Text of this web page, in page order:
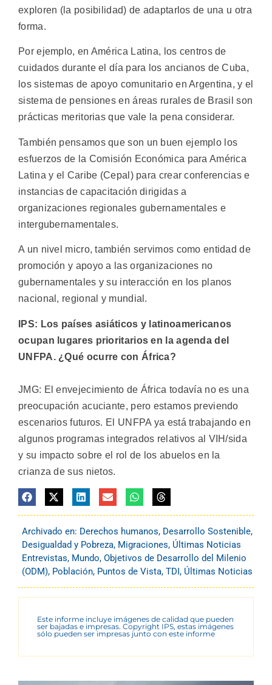
exploren (la posibilidad) de adaptarlos de una u otra
forma.
Por ejemplo, en América Latina, los centros de
cuidados durante el día para los ancianos de Cuba,
los sistemas de apoyo comunitario en Argentina, y el
sistema de pensiones en áreas rurales de Brasil son
prácticas meritorias que vale la pena considerar.
También pensamos que son un buen ejemplo los
esfuerzos de la Comisión Económica para América
Latina y el Caribe (Cepal) para crear conferencias e
instancias de capacitación dirigidas a
organizaciones regionales gubernamentales e
intergubernamentales.
A un nivel micro, también servimos como entidad de
promoción y apoyo a las organizaciones no
gubernamentales y su interacción en los planos
nacional, regional y mundial.
IPS: Los países asiáticos y latinoamericanos
ocupan lugares prioritarios en la agenda del
UNFPA. ¿Qué ocurre con África?
JMG: El envejecimiento de África todavía no es una
preocupación acuciante, pero estamos previendo
escenarios futuros. El UNFPA ya está trabajando en
algunos programas integrados relativos al VIH/sida
y su impacto sobre el rol de los abuelos en la
crianza de sus nietos.
Archivado en: Derechos humanos, Desarrollo Sostenible,
Desigualdad y Pobreza, Migraciones, Últimas Noticias
Entrevistas, Mundo, Objetivos de Desarrollo del Milenio
(ODM), Población, Puntos de Vista, TDI, Últimas Noticias
Este informe incluye imágenes de calidad que pueden
ser bajadas e impresas. Copyright IPS, estas imágenes
sólo pueden ser impresas junto con este informe